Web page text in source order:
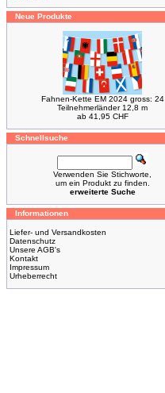
Neue Produkte
Fahnen-Kette EM 2024 gross: 24
Teilnehmerländer 12,8 m
ab 41,95 CHF
Schnellsuche
Verwenden Sie Stichworte,
um ein Produkt zu finden.
erweiterte Suche
Informationen
Liefer- und Versandkosten
Datenschutz
Unsere AGB's
Kontakt
Impressum
Urheberrecht